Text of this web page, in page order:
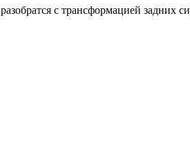
с трансформацией задних